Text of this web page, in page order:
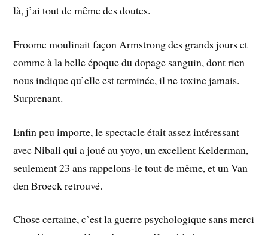
là, j’ai tout de même des doutes.
Froome moulinait façon Armstrong des grands jours et
comme à la belle époque du dopage sanguin, dont rien
nous indique qu’elle est terminée, il ne toxine jamais.
Surprenant.
Enfin peu importe, le spectacle était assez intéressant
avec Nibali qui a joué au yoyo, un excellent Kelderman,
seulement 23 ans rappelons-le tout de même, et un Van
den Broeck retrouvé.
Chose certaine, c’est la guerre psychologique sans merci